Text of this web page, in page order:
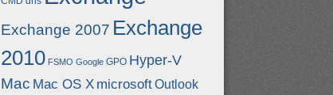
Exchange 2007 Exchange
2010 FSMO Google GPO Hyper-V
Mac Mac OS X microsoftOutlook